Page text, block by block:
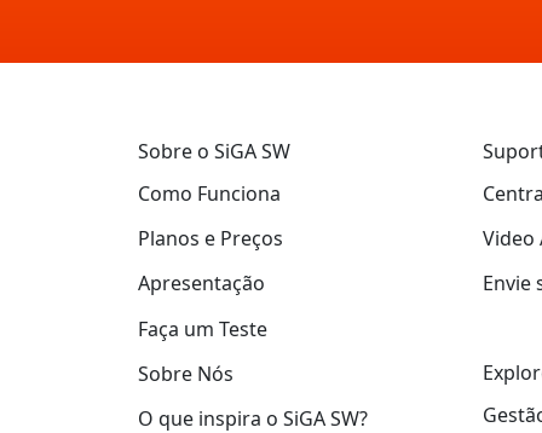
Sobre o SiGA SW
Como Funciona
Planos e Preços
Apresentação
Faça um Teste
Sobre Nós
O que inspira o SiGA SW?
Video
Envie